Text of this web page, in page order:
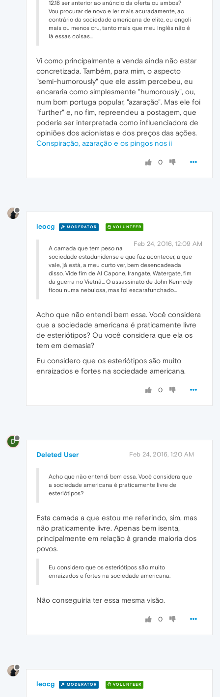
12.18 ser anterior ao anúncio da oferta ou ambos?
Vou procurar de novo e ler mais acuradamente, ao
contrário da sociedade americana de elite, eu engoli
mais ou menos cru, tanto mais que meu inglês não é
lá essas coisas...
Vi como principalmente a venda ainda não estar
concretizada. Também, para mim, o aspecto
"semi-humorously" que ele assim percebeu, eu
encararia como simplesmente "humorously", ou,
num bom portuga popular, "azaração". Mas ele foi
"further" e, no fim, repreendeu a postagem, que
poderia ser interpretada como influenciadora de
opiniões dos acionistas e dos preços das ações.
Conspiração, azaração e os pingos nos ii
0
leocg MODERATOR VOLUNTEER
Feb 24, 2016, 12:09 AM
A camada que tem peso na
sociedade estadunidense e que faz acontecer, a que
vale, já está, a meu curto ver, bem desencadeada
disso. Vide fim de Al Capone, Irangate, Watergate, fim
da guerra no Vietnã... O assassinato de John Kennedy
ficou numa nebulosa, mas foi escarafunchado...
Acho que não entendi bem essa. Você considera
que a sociedade americana é praticamente livre
de esteriótipos? Ou você considera que ela os
tem em demasia?
Eu considero que os esteriótipos são muito
enraizados e fortes na sociedade americana.
0
D
Deleted User Feb 24, 2016, 1:20 AM
Acho que não entendi bem essa. Você considera que
a sociedade americana é praticamente livre de
esteriótipos?
Esta camada a que estou me referindo, sim, mas
não praticamente livre. Apenas bem isenta,
principalmente em relação à grande maioria dos
povos.
Eu considero que os esteriótipos são muito
enraizados e fortes na sociedade americana.
Não conseguiria ter essa mesma visão.
0
leocg MODERATOR VOLUNTEER